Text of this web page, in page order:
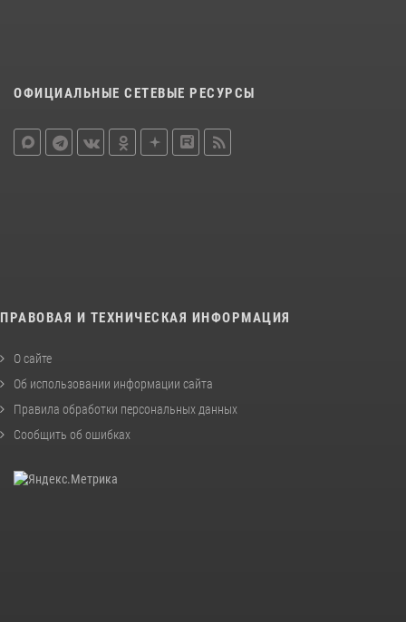
ОФИЦИАЛЬНЫЕ СЕТЕВЫЕ РЕСУРСЫ
ПРАВОВАЯ И ТЕХНИЧЕСКАЯ ИНФОРМАЦИЯ
О сайте
Об использовании информации сайта
Правила обработки персональных данных
Сообщить об ошибках